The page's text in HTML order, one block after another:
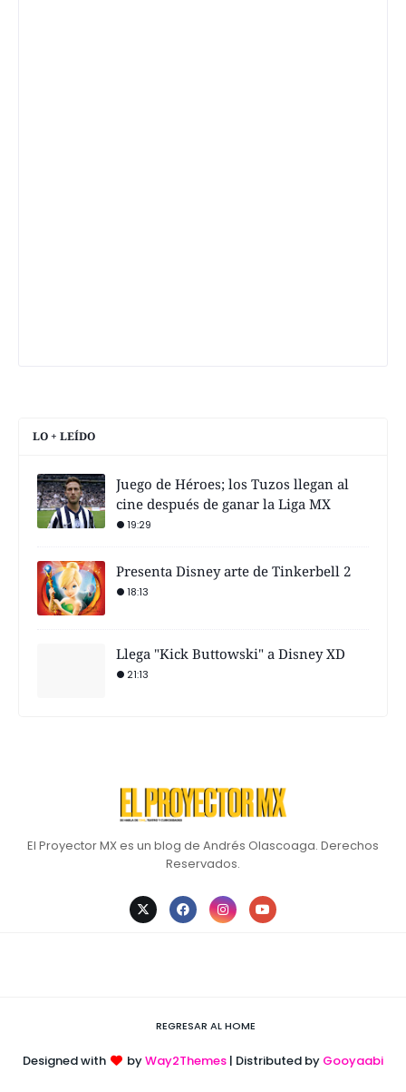
LO + LEÍDO
Juego de Héroes; los Tuzos llegan al
cine después de ganar la Liga MX
19:29
Presenta Disney arte de Tinkerbell 2
18:13
Llega "Kick Buttowski" a Disney XD
21:13
El Proyector MX es un blog de Andrés Olascoaga. Derechos
Reservados.
REGRESAR AL HOME
Designed with byWay2Themes | Distributed by Gooyaabi